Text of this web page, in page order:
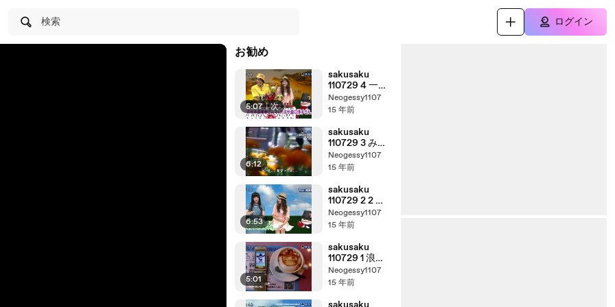
検索 ログイン
お勧め
5:07 | 次
sakusaku
110729 4 一番
くじ 仮面ライ
ダーシリーズ
ーオーズ with
40th編～
Neogessy1107
15 年前
6:12
sakusaku
110729 3 みん
なでうたおう
Ｚ～都筑まも
Neogessy1107
15 年前
6:53
sakusaku
110729 2 2 ゲ
ストは初登場
の南波志帆さ
Neogessy1107
15 年前
5:01
sakusaku
110729 1 浪人
さんでなくて
も、確かにそ
ます、の巻
Neogessy1107
15 年前